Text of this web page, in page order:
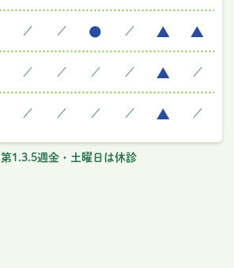
／ ／ ／
／ ／ ／ ／ ／
／ ／ ／ ／ ／
第1.3.5週金・土曜日は休診